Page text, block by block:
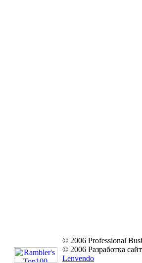
© 2006 Professional
© 2006 Разработка
Lenvendo